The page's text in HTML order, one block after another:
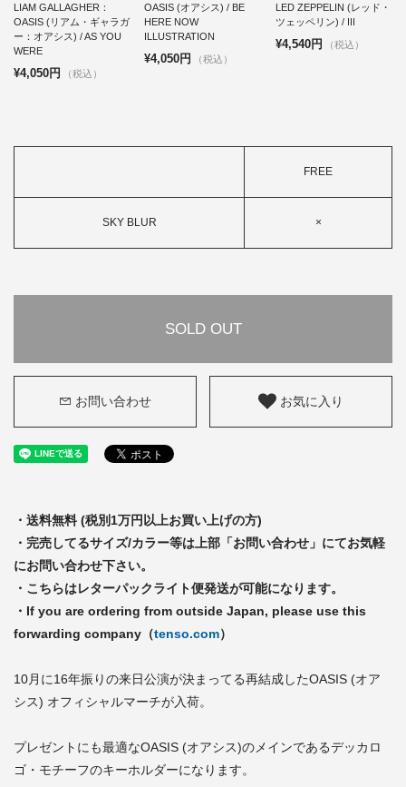
LIAM GALLAGHER：
OASIS (リアム・ギャラガ
ー：オアシス) / AS YOU
WERE
¥4,050円 （税込）
OASIS (オアシス) / BE
HERE NOW
ILLUSTRATION
¥4,050円 （税込）
LED ZEPPELIN (レッド・
ツェッペリン) / Ⅲ
¥4,540円 （税込）
FREE
SKY BLUR ×
SOLD OUT
お問い合わせ お気に入り
・送料無料 (税別1万円以上お買い上げの方)
・完売してるサイズ/カラー等は上部「お問い合わせ」にてお気軽
にお問い合わせ下さい。
・こちらはレターパックライト便発送が可能になります。
・If you are ordering from outside Japan, please use this
forwarding company（tenso.com）
10月に16年振りの来日公演が決まってる再結成したOASIS (オア
シス) オフィシャルマーチが入荷。
プレゼントにも最適なOASIS (オアシス)のメインであるデッカロ
ゴ・モチーフのキーホルダーになります。